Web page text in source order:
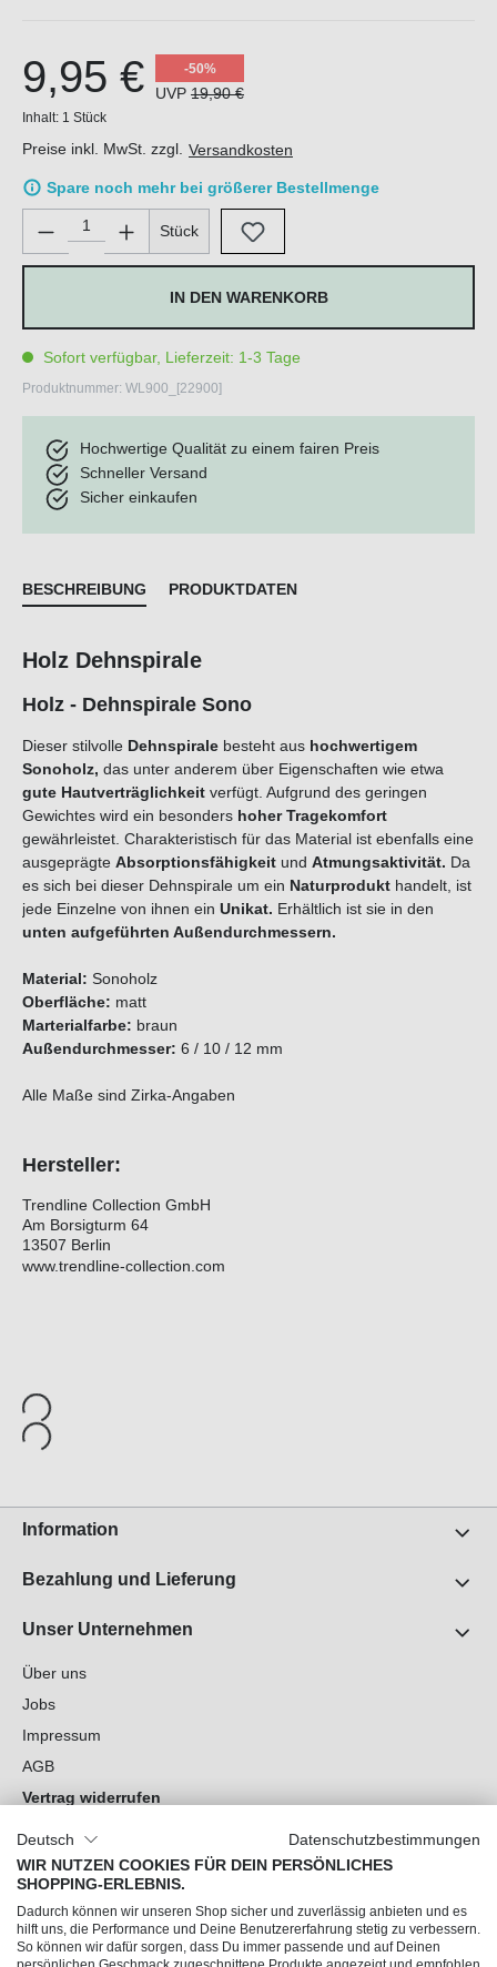
9,95 € -50%
UVP 19,90 €
Inhalt: 1 Stück
Preise inkl. MwSt. zzgl. Versandkosten
Spare noch mehr bei größerer Bestellmenge
Produkt Anzahl: Gib den gewünschten Wert ein oder
Stück
IN DEN WARENKORB
Sofort verfügbar, Lieferzeit: 1-3 Tage
Produktnummer: WL900_[22900]
Hochwertige Qualität zu einem fairen Preis
Schneller Versand
Sicher einkaufen
BESCHREIBUNG PRODUKTDATEN
Holz Dehnspirale
Holz - Dehnspirale Sono
Dieser stilvolle Dehnspirale besteht aus hochwertigem
Sonoholz, das unter anderem über Eigenschaften wie etwa
gute Hautverträglichkeit verfügt. Aufgrund des geringen
Gewichtes wird ein besonders hoher Tragekomfort
gewährleistet. Charakteristisch für das Material ist ebenfalls eine
ausgeprägte Absorptionsfähigkeit und Atmungsaktivität. Da
es sich bei dieser Dehnspirale um ein Naturprodukt handelt, ist
jede Einzelne von ihnen ein Unikat. Erhältlich ist sie in den
unten aufgeführten Außendurchmessern.
Material: Sonoholz
Oberfläche: matt
Marterialfarbe: braun
Außendurchmesser: 6 / 10 / 12 mm
Alle Maße sind Zirka-Angaben
Hersteller:
Trendline Collection GmbH
Am Borsigturm 64
13507 Berlin
www.trendline-collection.com
Information
Bezahlung und Lieferung
Unser Unternehmen
Über uns
Jobs
Impressum
AGB
Vertrag widerrufen
Cookie-Einstellungen
Du hast Fragen?
Unsere Socials
Deutsch
Datenschutzbestimmungen
WIR NUTZEN COOKIES FÜR DEIN PERSÖNLICHES
SHOPPING-ERLEBNIS.
Dadurch können wir unseren Shop sicher und zuverlässig anbieten und es
hilft uns, die Performance und Deine Benutzererfahrung stetig zu verbessern.
So können wir dafür sorgen, dass Du immer passende und auf Deinen